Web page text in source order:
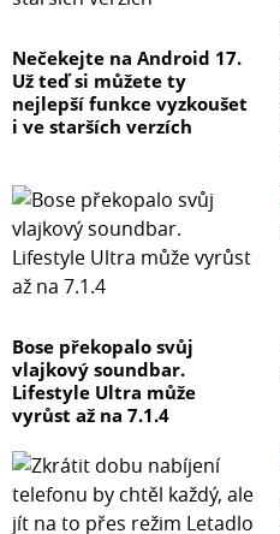
Nečekejte na Android 17.
Už teď si můžete ty
nejlepší funkce vyzkoušet
i ve starších verzích
Bose překopalo svůj
vlajkový soundbar.
Lifestyle Ultra může
vyrůst až na 7.1.4